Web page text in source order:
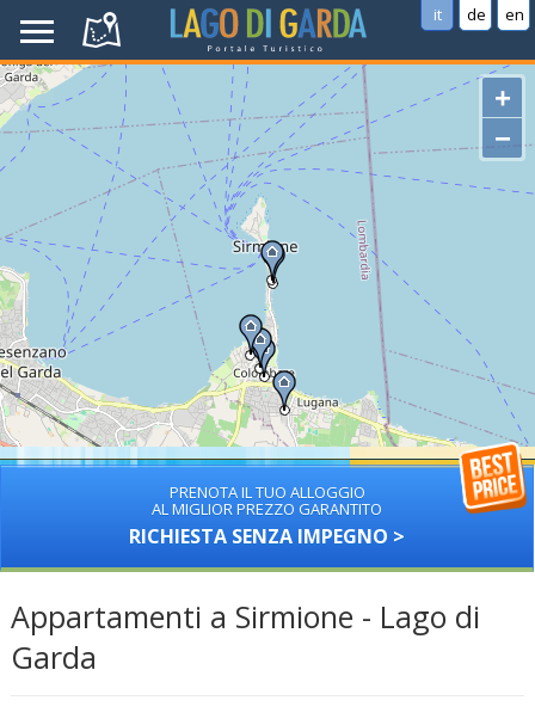
it de en
+
−
PRENOTA IL TUO ALLOGGIO
AL MIGLIOR PREZZO GARANTITO
RICHIESTA SENZA IMPEGNO >
Appartamenti a Sirmione - Lago di
Garda